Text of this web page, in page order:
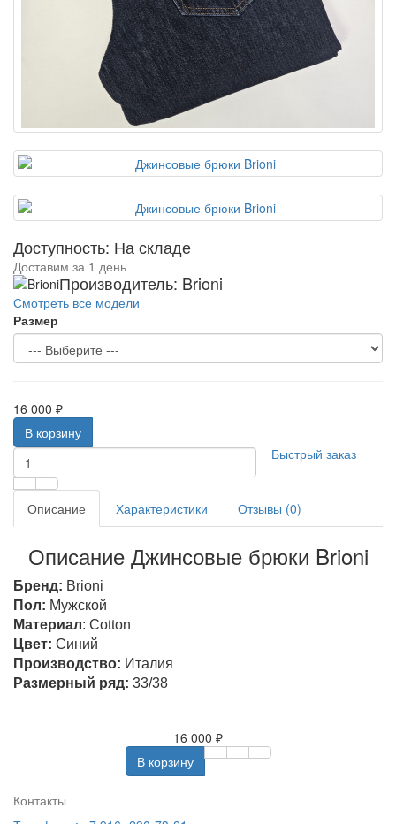
Доступность: На складе
Доставим за 1 день
Производитель: Brioni
Смотреть все модели
Размер
16 000 ₽
В корзину
Быстрый заказ
Описание Характеристики Отзывы (0)
Описание Джинсовые брюки Brioni
Бренд: Brioni
Пол: Мужской
Материал: Cotton
Цвет: Синий
Производство: Италия
Размерный ряд: 33/38
16 000 ₽
В корзину
Контакты